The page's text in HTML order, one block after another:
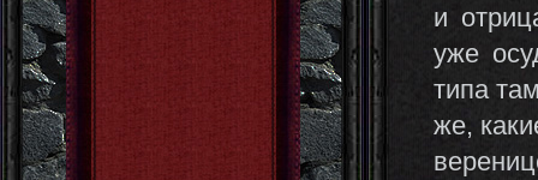
и
уже
типа
же,